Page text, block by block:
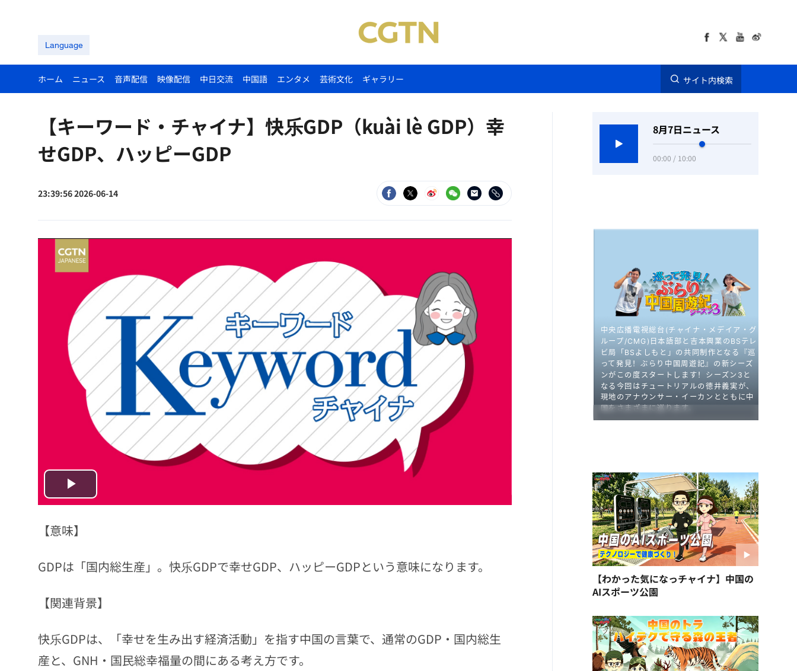
Language
ホーム ニュース 音声配信 映像配信 中日交流 中国語 エンタメ 芸術文化 ギャラリー サイト内検索
【キーワード・チャイナ】快乐GDP（kuài lè GDP）幸
せGDP、ハッピーGDP
23:39:56 2026-06-14
Play
Video
【意味】
GDPは「国内総生産」。快乐GDPで幸せGDP、ハッピーGDPという意味になります。
【関連背景】
快乐GDPは、「幸せを生み出す経済活動」を指す中国の言葉で、通常のGDP・国内総生
産と、GNH・国民総幸福量の間にある考え方です。
8月7日ニュース
00:00 / 10:00
【わかった気になっチャイナ】中国の
AIスポーツ公園